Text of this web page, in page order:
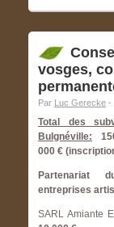
vosges,
Par Luc Gerecke -
Total des
Bulgnéville:
000 €
Partenariat
entreprises
SARL Amiante